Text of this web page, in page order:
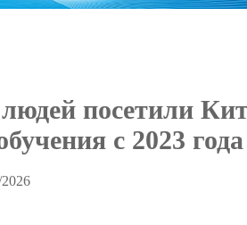
посетили
с 2023 года
2026